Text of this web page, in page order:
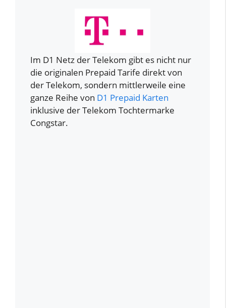
Im D1 Netz der Telekom gibt es nicht nur
die originalen Prepaid Tarife direkt von
der Telekom, sondern mittlerweile eine
ganze Reihe von D1 Prepaid Karten
inklusive der Telekom Tochtermarke
Congstar.